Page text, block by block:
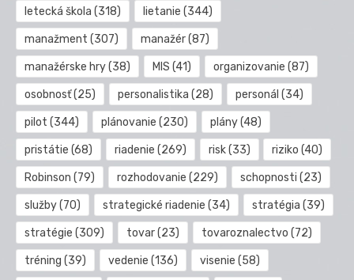
letecká škola (318) lietanie (344)
manažment (307) manažér(87)
manažérske hry(38) MIS (41) organizovanie (87)
osobnosť(25) personalistika (28) personál (34)
pilot (344) plánovanie (230) plány(48)
pristátie (68) riadenie (269) risk(33) riziko (40)
Robinson (79) rozhodovanie (229) schopnosti (23)
služby(70) strategické riadenie (34) stratégia (39)
stratégie (309) tovar(23) tovaroznalectvo (72)
tréning (39) vedenie (136) visenie (58)